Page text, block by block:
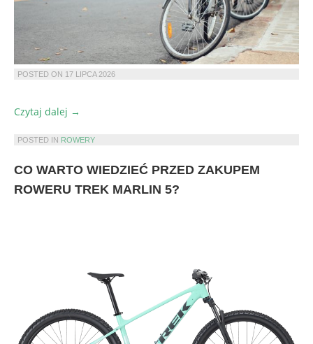
POSTED ON 17 LIPCA 2026
Czytaj dalej „Konserwacja
miejskiego,
oszczędza
czas
→
POSTED IN ROWERY
CO WARTO WIEDZIEĆ PRZED ZAKUPEM
ROWERU TREK MARLIN 5?